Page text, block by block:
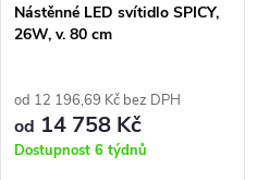
Nástěnné LED svítidlo SPICY,
26W, v. 80 cm
od 12 196,69 Kč bez DPH
od 14 758 Kč
Dostupnost 6 týdnů